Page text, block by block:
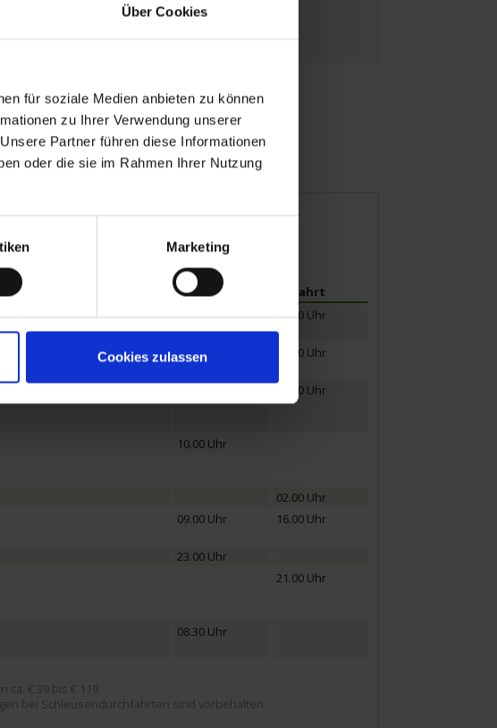
Über Cookies
für soziale Medien anbieten zu können
zu Ihrer Verwendung unserer
Partner führen diese Informationen
oder die sie im Rahmen Ihrer Nutzung
Marketing
Cookies zulassen
Ankunft
Abfahrt
16.30 Uhr
01.00 Uhr 15.00 Uhr
17.00 Uhr
10.00 Uhr
02.00 Uhr
09.00 Uhr 16.00 Uhr
23.00 Uhr
21.00 Uhr
08.30 Uhr
€ 39 bis € 119.
bei Schleusendurchfahrten sind vorbehalten.